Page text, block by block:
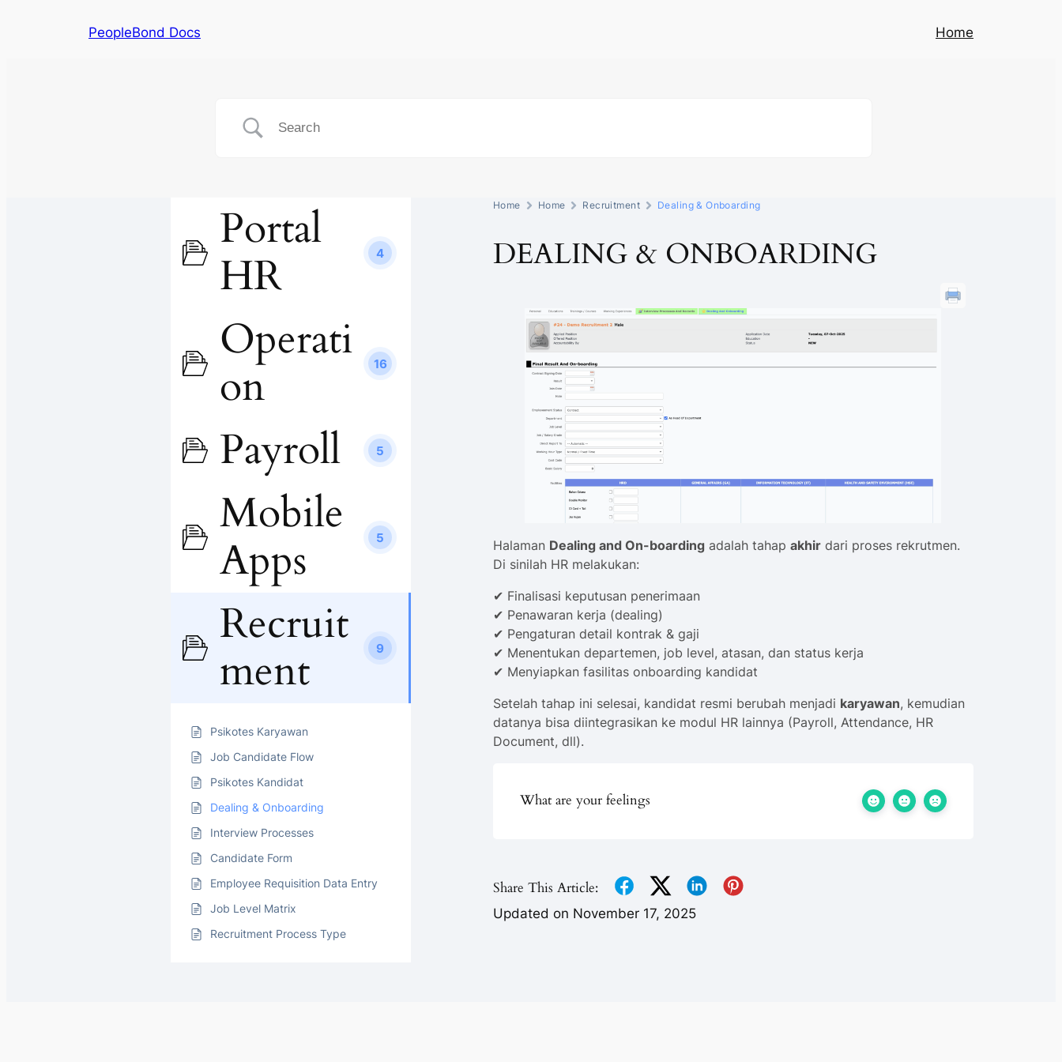
PeopleBond Docs Home
Portal
HR
4
Operati
on
16
Payroll 5
Mobile
Apps
5
Recruit
ment
9
Psikotes Karyawan
Job Candidate Flow
Psikotes Kandidat
Dealing & Onboarding
Interview Processes
Candidate Form
Employee Requisition Data Entry
Job Level Matrix
Recruitment Process Type
Home Home Recruitment Dealing & Onboarding
DEALING & ONBOARDING
Halaman Dealing and On-boarding adalah tahap akhir dari proses rekrutmen.
Di sinilah HR melakukan:
✔ Finalisasi keputusan penerimaan
✔ Penawaran kerja (dealing)
✔ Pengaturan detail kontrak & gaji
✔ Menentukan departemen, job level, atasan, dan status kerja
✔ Menyiapkan fasilitas onboarding kandidat
Setelah tahap ini selesai, kandidat resmi berubah menjadi karyawan, kemudian
datanya bisa diintegrasikan ke modul HR lainnya (Payroll, Attendance, HR
Document, dll).
What are your feelings
Share This Article:
Updated on November 17, 2025